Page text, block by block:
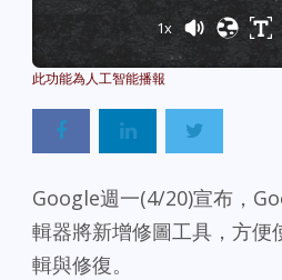
1x
Google週一(4/20)宣布，
輯器將新增修圖工具，方便
輯與修復。